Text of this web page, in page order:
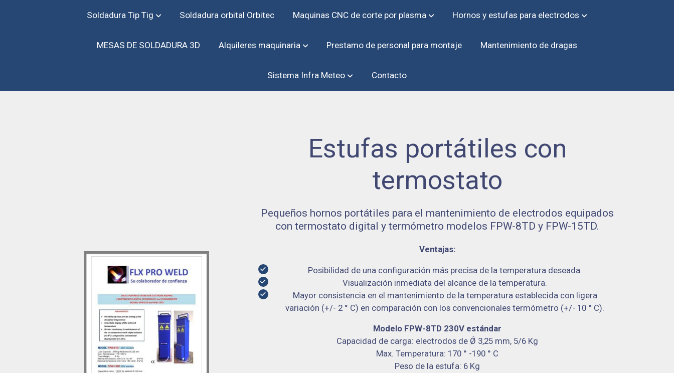
Soldadura Tip Tig Soldadura orbital Orbitec Maquinas CNC de corte por plasma Hornos y estufas para electrodos
MESAS DE SOLDADURA 3D Alquileres maquinaria Prestamo de personal para montaje Mantenimiento de dragas
Sistema Infra Meteo Contacto
Estufas portátiles con
termostato
Pequeños hornos portátiles para el mantenimiento de electrodos equipados
con termostato digital y termómetro modelos FPW-8TD y FPW-15TD.
Ventajas:
Posibilidad de una configuración más precisa de la temperatura deseada.
Visualización inmediata del alcance de la temperatura.
Mayor consistencia en el mantenimiento de la temperatura establecida con ligera
variación (+/- 2 ° C) en comparación con los convencionalestermómetro (+/- 10 ° C).
Modelo FPW-8TD 230V estándar
Capacidad de carga: electrodos de Ǿ 3,25 mm, 5/6 Kg
Max. Temperatura: 170 ° -190 ° C
Peso de la estufa: 6 Kg